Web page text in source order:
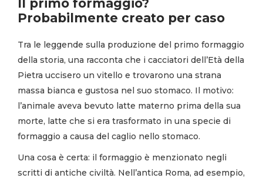
Il primo formaggio?
Probabilmente creato per caso
Tra le leggende sulla produzione del primo formaggio
della storia, una racconta che i cacciatori dell’Età della
Pietra uccisero un vitello e trovarono una strana
massa bianca e gustosa nel suo stomaco. Il motivo:
l’animale aveva bevuto latte materno prima della sua
morte, latte che si era trasformato in una specie di
formaggio a causa del caglio nello stomaco.
Una cosa è certa: il formaggio è menzionato negli
scritti di antiche civiltà. Nell’antica Roma, ad esempio,